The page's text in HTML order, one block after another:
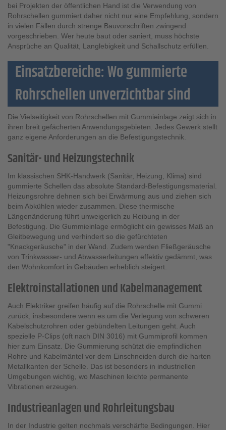
bei Projekten der öffentlichen Hand ist die Verwendung von
Rohrschellen gummiert daher nicht nur eine Empfehlung, sondern
in vielen Fällen durch strenge Bauvorschriften zwingend
vorgeschrieben. Wer heute baut oder saniert, muss höchste
Ansprüche an Qualität, Langlebigkeit und Schallschutz erfüllen.
Einsatzbereiche: Wo gummierte
Rohrschellen unverzichtbar sind
Die Vielseitigkeit von Rohrschellen mit Gummieinlage zeigt sich in
ihren breit gefächerten Anwendungsgebieten. Jedes Gewerk stellt
ganz eigene Anforderungen an die Befestigungstechnik.
Sanitär- und Heizungstechnik
Im klassischen SHK-Handwerk (Sanitär, Heizung, Klima) sind
gummierte Schellen das absolute Standard-Befestigungsmaterial.
Heizungsrohre dehnen sich bei Erwärmung aus und ziehen sich
beim Abkühlen wieder zusammen. Diese thermische
Längenänderung führt unweigerlich zu Reibung in der
Befestigung. Die Gummieinlage ermöglicht ein gewisses Maß an
Gleitbewegung und verhindert so die gefürchteten
"Knackgeräusche" in der Wand. Zudem werden Fließgeräusche
von Trinkwasser- und Abwasserleitungen effektiv gedämmt, was
den Wohnkomfort in Gebäuden erheblich steigert.
Elektroinstallationen und Kabelmanagement
Auch Elektriker greifen häufig auf die Rohrschelle mit Gummi
zurück, insbesondere wenn es um die Verlegung von schweren
Kabelschutzrohren oder gebündelten Leitungen geht. Auch
spezielle P-Clips (oft nach DIN 3016) mit Gummiprofil kommen
hier zum Einsatz. Die Gummierung schützt die empfindlichen
Rohre und Kabelmäntel vor dem Einschneiden durch die harten
Metallkanten der Schelle. Das ist besonders in industriellen
Umgebungen wichtig, wo Maschinen leichte permanente
Vibrationen erzeugen.
Industrieanlagen und Rohrleitungsbau
In der Industrie gelten nochmals verschärfte Bedingungen. Hier